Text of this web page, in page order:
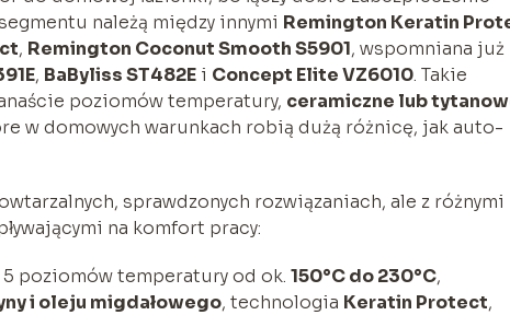
należą między innymi Remington Keratin
, Remington Coconut Smooth S5901, wspomniana już
, BaByliss ST482E i Concept Elite VZ6010. Takie
poziomów temperatury, ceramiczne lub
w domowych warunkach robią dużą różnicę, jak auto-
sprawdzonych rozwiązaniach, ale z różnymi
na komfort pracy:
5 poziomów temperatury od ok. 150°C do 230°C,
i oleju migdałowego, technologia Keratin Protect,